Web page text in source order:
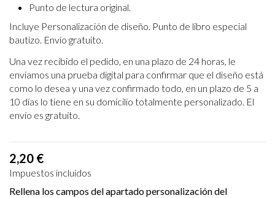
Punto de lectura original.
Incluye Personalización de diseño. Punto de libro especial
bautizo. Envío gratuito.
Una vez recibido el pedido, en una plazo de 24 horas, le
enviamos una prueba digital para confirmar que el diseño está
como lo desea y una vez confirmado todo, en un plazo de 5 a
10 días lo tiene en su domicilio totalmente personalizado. El
envío es gratuito.
2,20 €
Impuestos incluidos
Rellena los campos del apartado personalización del